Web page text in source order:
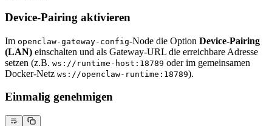
Device-Pairing aktivieren
Im openclaw-gateway-config-Node die Option Device-Pairing
(LAN) einschalten und als Gateway-URL die erreichbare Adresse
setzen (z.B. ws://runtime-host:18789 oder im gemeinsamen
Docker-Netz ws://openclaw-runtime:18789).
Einmalig genehmigen